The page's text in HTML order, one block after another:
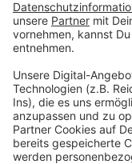
Viele Schulen in
umgebaut
Anzeige